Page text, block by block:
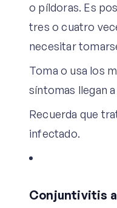
o píldoras. Es
tres o cuatro
necesitar
Toma o usa los
síntomas llegan
Recuerda que
infectado.
Conjuntivitis